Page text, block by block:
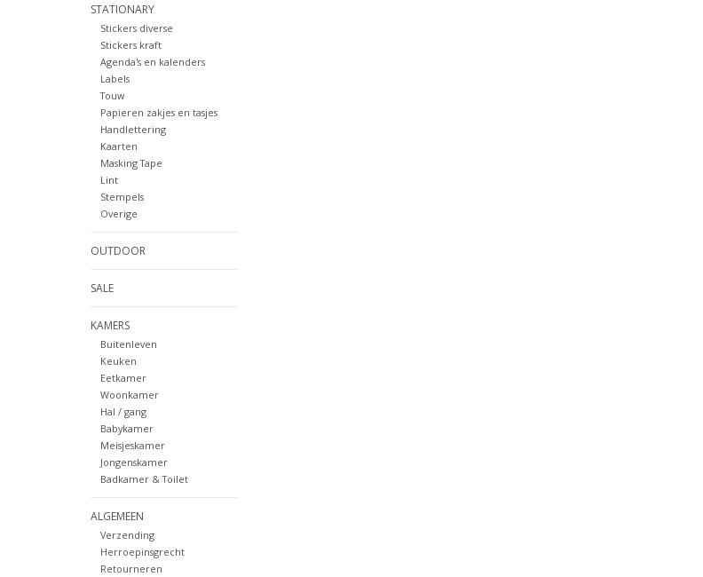
STATIONARY
Stickers diverse
Stickers kraft
Agenda's en kalenders
Labels
Touw
Papieren zakjes en tasjes
Handlettering
Kaarten
Masking Tape
Lint
Stempels
Overige
OUTDOOR
SALE
KAMERS
Buitenleven
Keuken
Eetkamer
Woonkamer
Hal / gang
Babykamer
Meisjeskamer
Jongenskamer
Badkamer & Toilet
ALGEMEEN
Verzending
Herroepinsgrecht
Retourneren